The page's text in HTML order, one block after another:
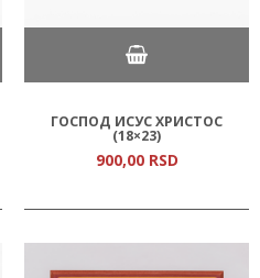
ГОСПОД ИСУС ХРИСТОС
(18×23)
900,00 RSD